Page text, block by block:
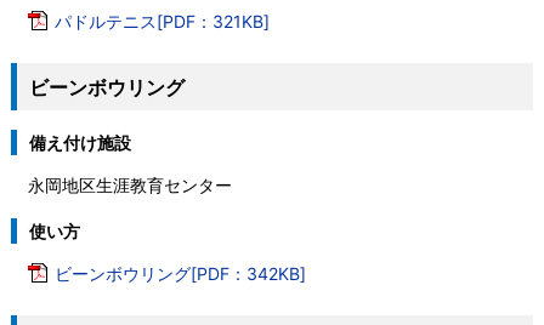
パドルテニス[PDF：321KB]
ビーンボウリング
備え付け施設
永岡地区生涯教育センター
使い方
ビーンボウリング[PDF：342KB]